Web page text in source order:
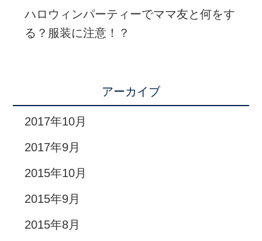
ハロウィンパーティーでママ友と何をす
る？服装に注意！？
アーカイブ
2017年10月
2017年9月
2015年10月
2015年9月
2015年8月